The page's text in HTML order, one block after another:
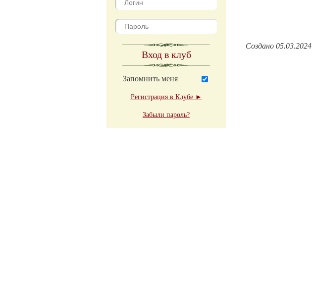
Вход в клуб
Запомнить меня
Регистрация в Клубе ►
Забыли пароль?
Создано 05.03.2024